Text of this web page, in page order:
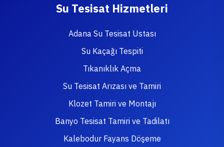
Su Tesisat Hizmetleri
Adana Su Tesisat Ustası
Su Kaçağı Tespiti
Tıkanıklık Açma
Su Tesisat Arızası ve Tamiri
Klozet Tamiri ve Montajı
Banyo Tesisat Tamiri ve Tadilatı
Kalebodur Fayans Döşeme